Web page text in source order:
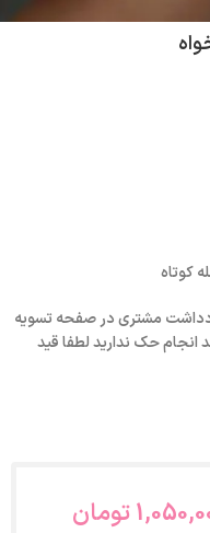
کوتاه
مشتری در صفحه تسویه
حک ندارید لطفا قید
تومان